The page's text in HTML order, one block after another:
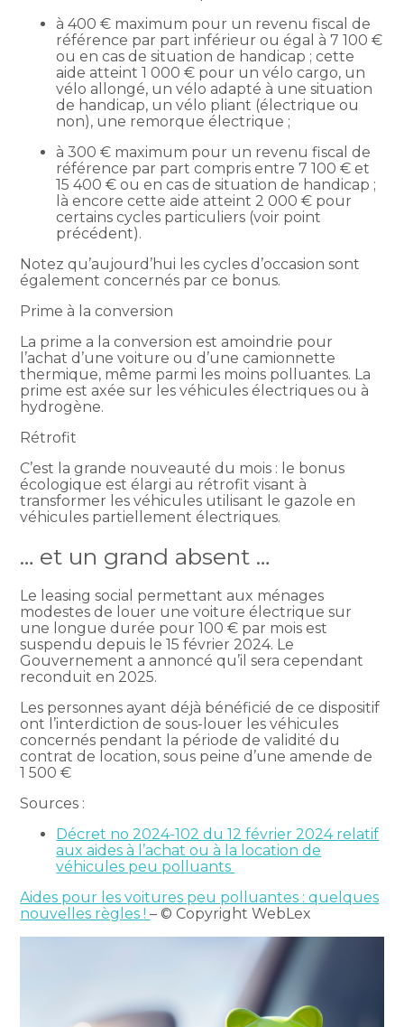
à 400 € maximum pour un revenu fiscal de
référence par part inférieur ou égal à 7 100 €
ou en cas de situation de handicap ; cette
aide atteint 1 000 € pour un vélo cargo, un
vélo allongé, un vélo adapté à une situation
de handicap, un vélo pliant (électrique ou
non), une remorque électrique ;
à 300 € maximum pour un revenu fiscal de
référence par part compris entre 7 100 € et
15 400 € ou en cas de situation de handicap ;
là encore cette aide atteint 2 000 € pour
certains cycles particuliers (voir point
précédent).
Notez qu’aujourd’hui les cycles d’occasion sont
également concernés par ce bonus.
Prime à la conversion
La prime a la conversion est amoindrie pour
l’achat d’une voiture ou d’une camionnette
thermique, même parmi les moins polluantes. La
prime est axée sur les véhicules électriques ou à
hydrogène.
Rétrofit
C’est la grande nouveauté du mois : le bonus
écologique est élargi au rétrofit visant à
transformer les véhicules utilisant le gazole en
véhicules partiellement électriques.
… et un grand absent …
Le leasing social permettant aux ménages
modestes de louer une voiture électrique sur
une longue durée pour 100 € par mois est
suspendu depuis le 15 février 2024. Le
Gouvernement a annoncé qu’il sera cependant
reconduit en 2025.
Les personnes ayant déjà bénéficié de ce dispositif
ont l’interdiction de sous-louer les véhicules
concernés pendant la période de validité du
contrat de location, sous peine d’une amende de
1 500 €
Sources :
Décret no 2024-102 du 12 février 2024 relatif
aux aides à l’achat ou à la location de
véhicules peu polluants
Aides pour les voitures peu polluantes : quelques
nouvelles règles !– © Copyright WebLex